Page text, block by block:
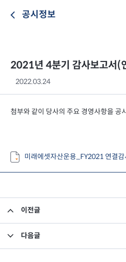
공시정보
2021년 4분기 감사보고서(
2022.03.24
첨부와 같이 당사의 주요 경영사항을 공
미래에셋자산운용_FY2021 연결
이전글
다음글